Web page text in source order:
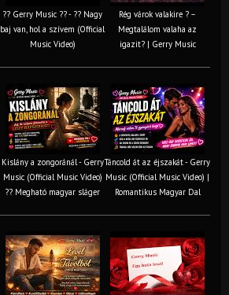
?? Gerry Music ?? - ?? Nagy
baj van, hol a szívem (Official
Music Video)
Rég várok valakire ? –
Megtalálom valaha az
igazit? | Gerry Music
Kislány a zongoránál - Gerry
Music (Official Music Video)
?? Megható magyar sláger
Táncold át az éjszakát - Gerry
Music (Official Music Video) |
Romantikus Magyar Dal